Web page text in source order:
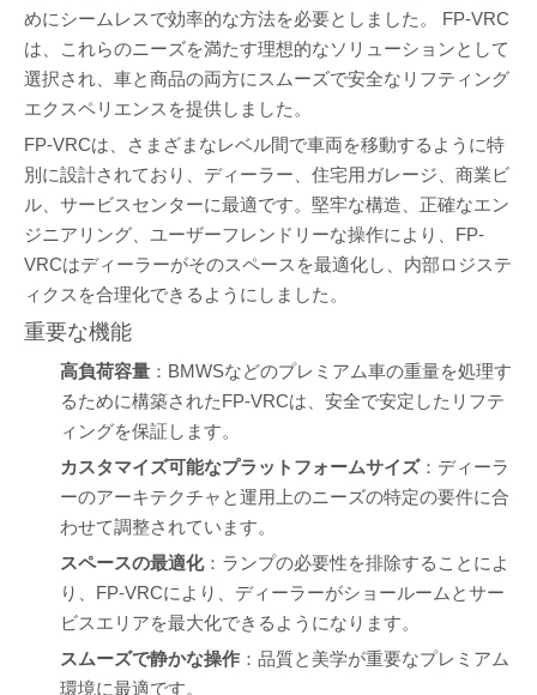
めにシームレスで効率的な方法を必要としました。 FP-VRC
は、これらのニーズを満たす理想的なソリューションとして
選択され、車と商品の両方にスムーズで安全なリフティング
エクスペリエンスを提供しました。
FP-VRCは、さまざまなレベル間で車両を移動するように特
別に設計されており、ディーラー、住宅用ガレージ、商業ビ
ル、サービスセンターに最適です。堅牢な構造、正確なエン
ジニアリング、ユーザーフレンドリーな操作により、FP-
VRCはディーラーがそのスペースを最適化し、内部ロジステ
ィクスを合理化できるようにしました。
重要な機能
高負荷容量 ：BMWSなどのプレミアム車の重量を処理す
るために構築されたFP-VRCは、安全で安定したリフテ
ィングを保証します。
カスタマイズ可能なプラットフォームサイズ：ディーラ
ーのアーキテクチャと運用上のニーズの特定の要件に合
わせて調整されています。
スペースの最適化：ランプの必要性を排除することによ
り、FP-VRCにより、ディーラーがショールームとサー
ビスエリアを最大化できるようになります。
スムーズで静かな操作 ：品質と美学が重要なプレミアム
環境に最適です。